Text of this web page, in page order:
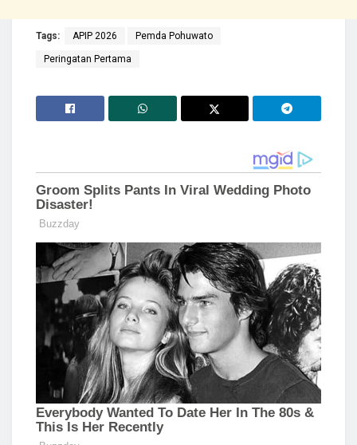
Tags: APIP 2026 Pemda Pohuwato
Peringatan Pertama